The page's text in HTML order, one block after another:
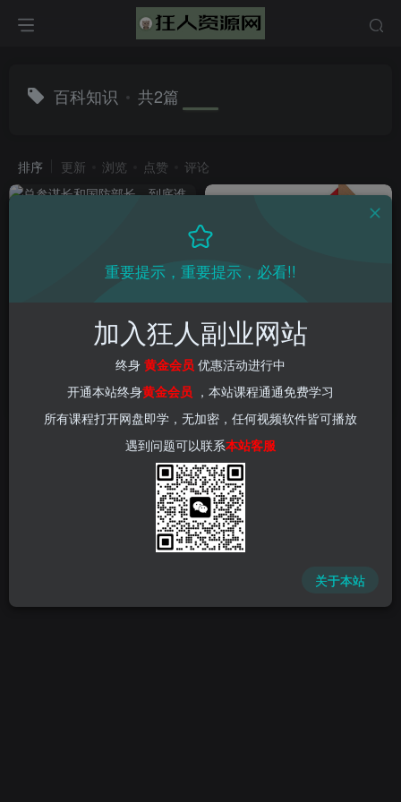
百科知识 共2篇
排序 更新 浏览 点赞 评论
总参谋长和国防部长，到底谁
3年前 3
七巧板可以拼成什么图案大全
,七巧板拼图玩法介绍（小图块
拼出大世界）
网赚项目
3年前
重要提示，重要提示，必看!!
加入狂人副业网站
终身 黄金会员 优惠活动进行中
开通本站终身黄金会员 ，本站课程通通免费学习
所有课程打开网盘即学，无加密，任何视频软件皆可播放
遇到问题可以联系本站客服
关于本站